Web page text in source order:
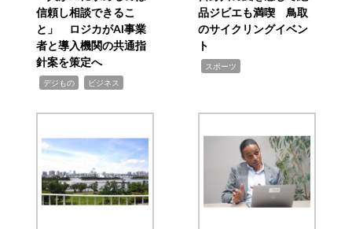
信頼し相談できるこ
と」 ロジカがAI事業
者と導入機関の共通指
針案を策定へ
デジもの ビジネス
品ジビエも満喫 鳥取
のサイクリングイベン
ト
スポーツ